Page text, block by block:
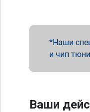
Наши
и чип
Ваши